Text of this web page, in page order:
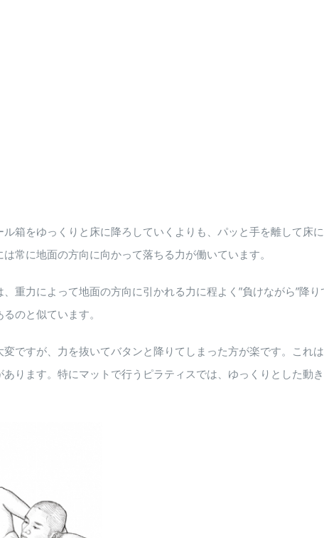
箱をゆっくりと床に降ろしていくよりも、パッと手を離して床
常に地面の方向に向かって落ちる力が働いています。
重力によって地面の方向に引かれる力に程よく”負けながら”降
のと似ています。
ですが、力を抜いてバタンと降りてしまった方が楽です。これ
ります。特にマットで行うピラティスでは、ゆっくりとした動